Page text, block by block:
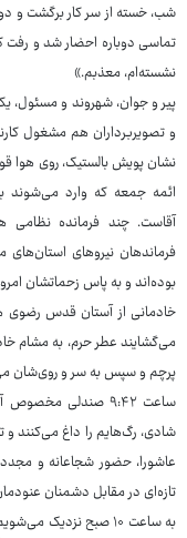
شب، خسته از سر کار برگشت و
تماسی دوباره احضار شد و
نشسته‌ام، معذبم.»
پیر و جوان، شهروند و مسئول،
و تصویربرداران هم مشغول
نشان پویش بالستیک، روی
ائمه جمعه که وارد می‌شوند
آقاست. چند فرمانده نظامی
فرماندهان نیروهای
بوده‌اند و به پاس زحماتشان
خادمانی از آستان قدس رضوی
می‌گشایند عطر حرم، به مشام
پرچم و سپس به سر و روی‌شان
ساعت ۹:۴۲ صندلی
شادی، رگ‌هایم را داغ می‌کنند و
عاشورا، حضور شجاعانه و
تازه‌ای در مقابل دشمنان